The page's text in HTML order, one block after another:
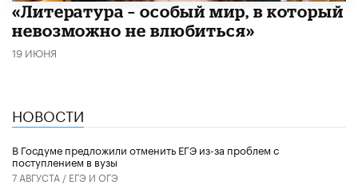
​«Литература – особый мир, в который
невозможно не влюбиться»
19 ИЮНЯ
НОВОСТИ
В Госдуме предложили отменить ЕГЭ из-за проблем с
поступлением в вузы
7 АВГУСТА / ЕГЭ И ОГЭ